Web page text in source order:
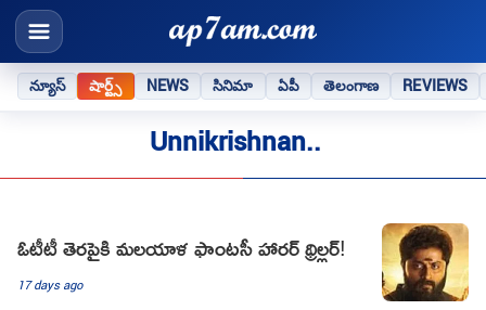
న్యూస్ షార్ట్స్ NEWS సినిమా ఏపీ తెలంగాణ REVIEWS
Unnikrishnan..
ఓటీటీ తెరపైకి మలయాళ ఫాంటసీ హారర్ థ్రిల్లర్!
17 days ago